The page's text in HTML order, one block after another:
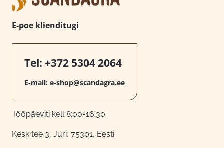
E-poe klienditugi
Tel: +372 5304 2064
E-mail: e-shop@scandagra.ee
Tööpäeviti kell 8:00-16:30
Kesk tee 3, Jüri, 75301, Eesti